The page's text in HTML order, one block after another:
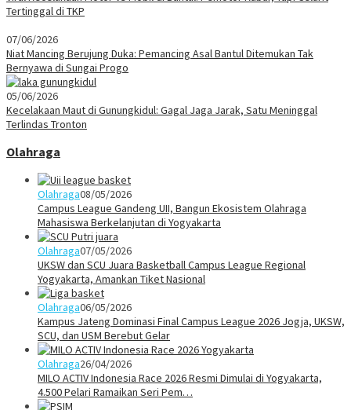
Tertinggal di TKP
07/06/2026
Niat Mancing Berujung Duka: Pemancing Asal Bantul Ditemukan Tak
Bernyawa di Sungai Progo
05/06/2026
Kecelakaan Maut di Gunungkidul: Gagal Jaga Jarak, Satu Meninggal
Terlindas Tronton
Olahraga
Olahraga08/05/2026
Campus League Gandeng UII, Bangun Ekosistem Olahraga
Mahasiswa Berkelanjutan di Yogyakarta
Olahraga07/05/2026
UKSW dan SCU Juara Basketball Campus League Regional
Yogyakarta, Amankan Tiket Nasional
Olahraga06/05/2026
Kampus Jateng Dominasi Final Campus League 2026 Jogja, UKSW,
SCU, dan USM Berebut Gelar
Olahraga26/04/2026
MILO ACTIV Indonesia Race 2026 Resmi Dimulai di Yogyakarta,
4.500 Pelari Ramaikan Seri Pem…